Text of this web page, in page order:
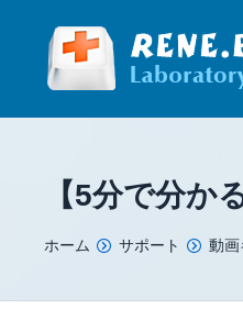
【5分で分か
You are here:
ホーム サポート 動画